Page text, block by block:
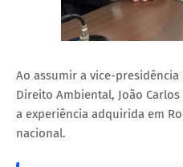
Ao assumir a vice-
Direito Ambiental, João
a experiência adquirida em
nacional.